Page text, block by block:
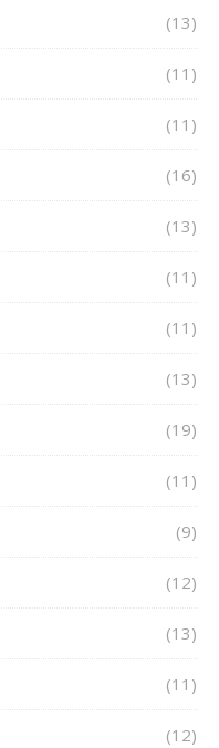
(13)
(11)
(11)
(16)
(13)
(11)
(11)
(13)
(19)
(11)
(9)
(12)
(13)
(11)
(12)